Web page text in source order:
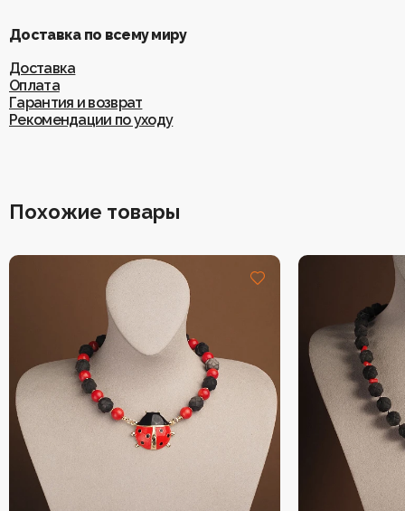
Доставка по всему миру
Доставка
Оплата
Гарантия и возврат
Рекомендации по уходу
Похожие товары